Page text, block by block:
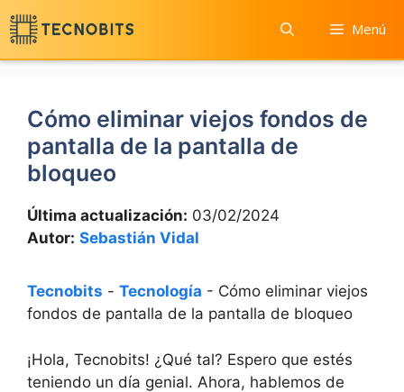
Saltar
al
contenido
Menú
Cómo eliminar viejos fondos de
pantalla de la pantalla de
bloqueo
Última actualización: 03/02/2024
Autor: Sebastián Vidal
Tecnobits - Tecnología - Cómo eliminar viejos
fondos de pantalla de la pantalla de bloqueo
¡Hola, ‌Tecnobits! ¿Qué tal? Espero ​que estés
teniendo un ‍día genial. Ahora, hablemos de